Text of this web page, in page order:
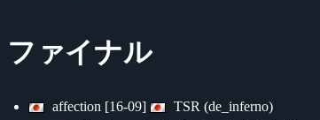
ファイナル
affection [16-09]
TSR (de_inferno)